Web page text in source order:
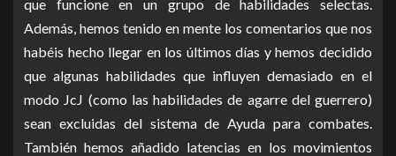
que funcione en un grupo de habilidades selectas.
Además, hemos tenido en mente los comentarios que nos
habéis hecho llegar en los últimos días y hemos decidido
que algunas habilidades que influyen demasiado en el
modo JcJ (como las habilidades de agarre del guerrero)
sean excluidas del sistema de Ayuda para combates.
También hemos añadido latencias en los movimientos